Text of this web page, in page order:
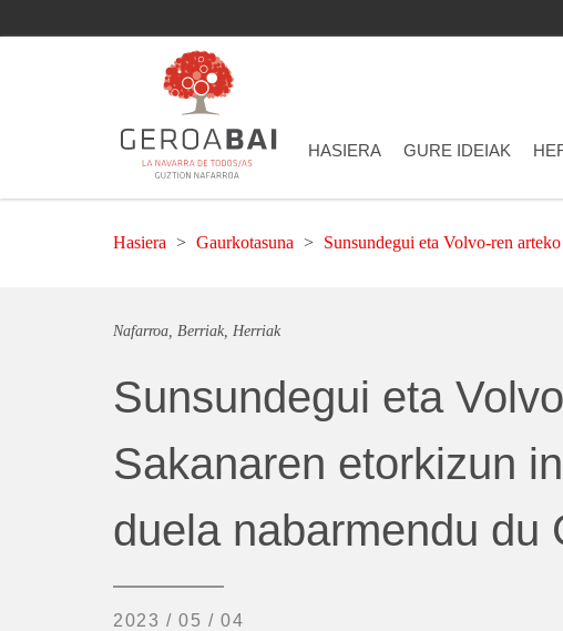
HASIERA GURE IDEIAK
Hasiera Gaurkotasuna Sunsundegui eta Volvo-ren
Nafarroa Berriak Herriak
Sunsundegui eta
Sakanaren etorkizun
duela nabarmendu du
2023 / 05 / 04